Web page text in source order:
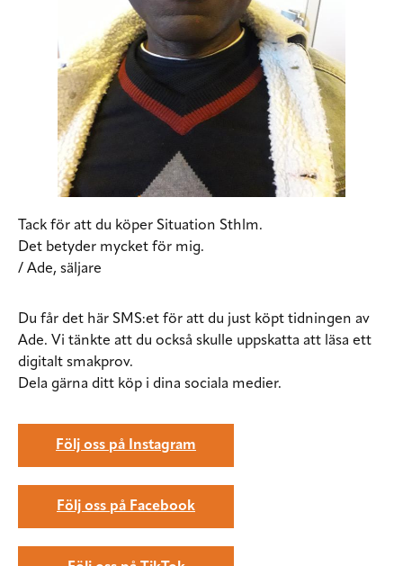
Tack för att du köper Situation Sthlm.
Det betyder mycket för mig.
/ Ade, säljare
Du får det här SMS:et för att du just köpt tidningen av
Ade. Vi tänkte att du också skulle uppskatta att läsa ett
digitalt smakprov.
Dela gärna ditt köp i dina sociala medier.
Följ oss på Instagram
Följ oss på Facebook